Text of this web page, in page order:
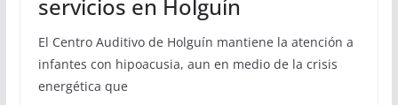
servicios en Holguín
El Centro Auditivo de Holguín mantiene la atención a
infantes con hipoacusia, aun en medio de la crisis
energética que